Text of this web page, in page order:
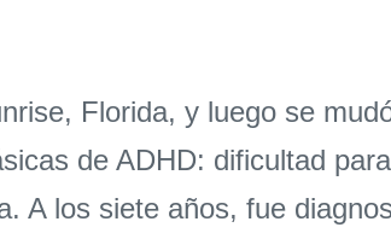
Florida, y luego se
de ADHD: dificultad
A los siete años, fue